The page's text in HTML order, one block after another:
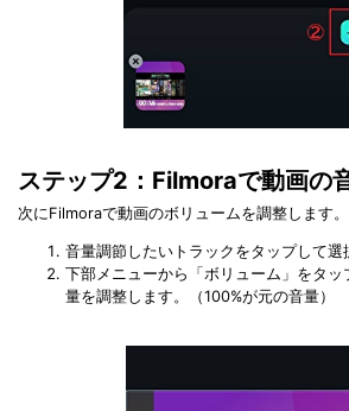
ステップ2：Filmoraで動画の
次にFilmoraで動画のボリュームを調整します。
音量調節したいトラックをタップして選
下部メニューから「ボリューム」をタ
量を調整します。（100%が元の音量）